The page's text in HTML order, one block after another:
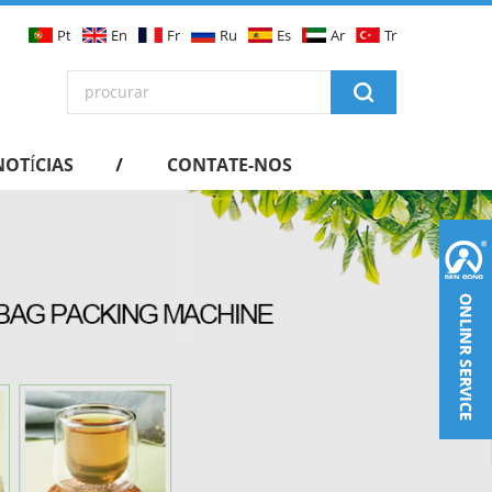
Pt En Fr Ru Es Ar Tr
CONTATE-NOS